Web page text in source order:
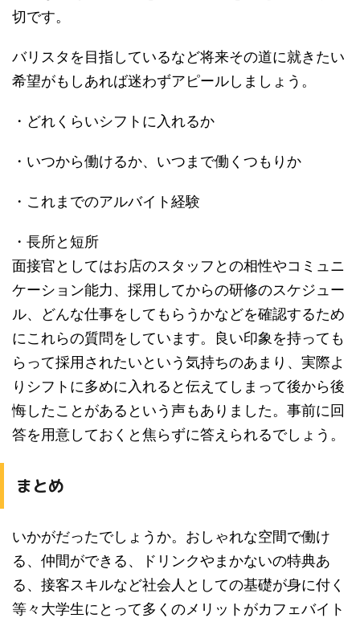
切です。
バリスタを目指しているなど将来その道に就きたい
希望がもしあれば迷わずアピールしましょう。
・どれくらいシフトに入れるか
・いつから働けるか、いつまで働くつもりか
・これまでのアルバイト経験
・長所と短所
面接官としてはお店のスタッフとの相性やコミュニ
ケーション能力、採用してからの研修のスケジュー
ル、どんな仕事をしてもらうかなどを確認するため
にこれらの質問をしています。良い印象を持っても
らって採用されたいという気持ちのあまり、実際よ
りシフトに多めに入れると伝えてしまって後から後
悔したことがあるという声もありました。事前に回
答を用意しておくと焦らずに答えられるでしょう。
まとめ
いかがだったでしょうか。おしゃれな空間で働け
る、仲間ができる、ドリンクやまかないの特典あ
る、接客スキルなど社会人としての基礎が身に付く
等々大学生にとって多くのメリットがカフェバイト